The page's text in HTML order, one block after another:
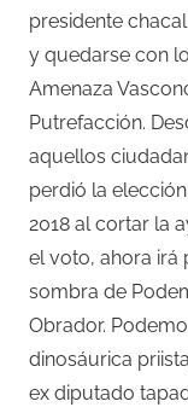
presidente
y quedarse con
Amenaza
Putrefacción.
aquellos
perdió la
2018 al cortar la
el voto, ahora irá
sombra de
Obrador.
dinosáurica
ex diputado